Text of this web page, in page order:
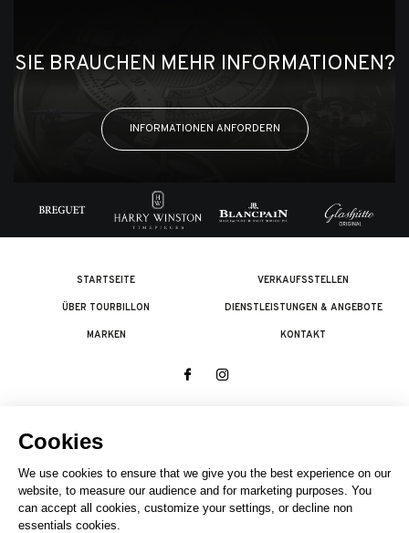
SIE BRAUCHEN MEHR INFORMATIONEN?
INFORMATIONEN ANFORDERN
STARTSEITE
ÜBER TOURBILLON
MARKEN
VERKAUFSSTELLEN
DIENSTLEISTUNGEN & ANGEBOTE
KONTAKT
EIN UNTERNEHMEN DER